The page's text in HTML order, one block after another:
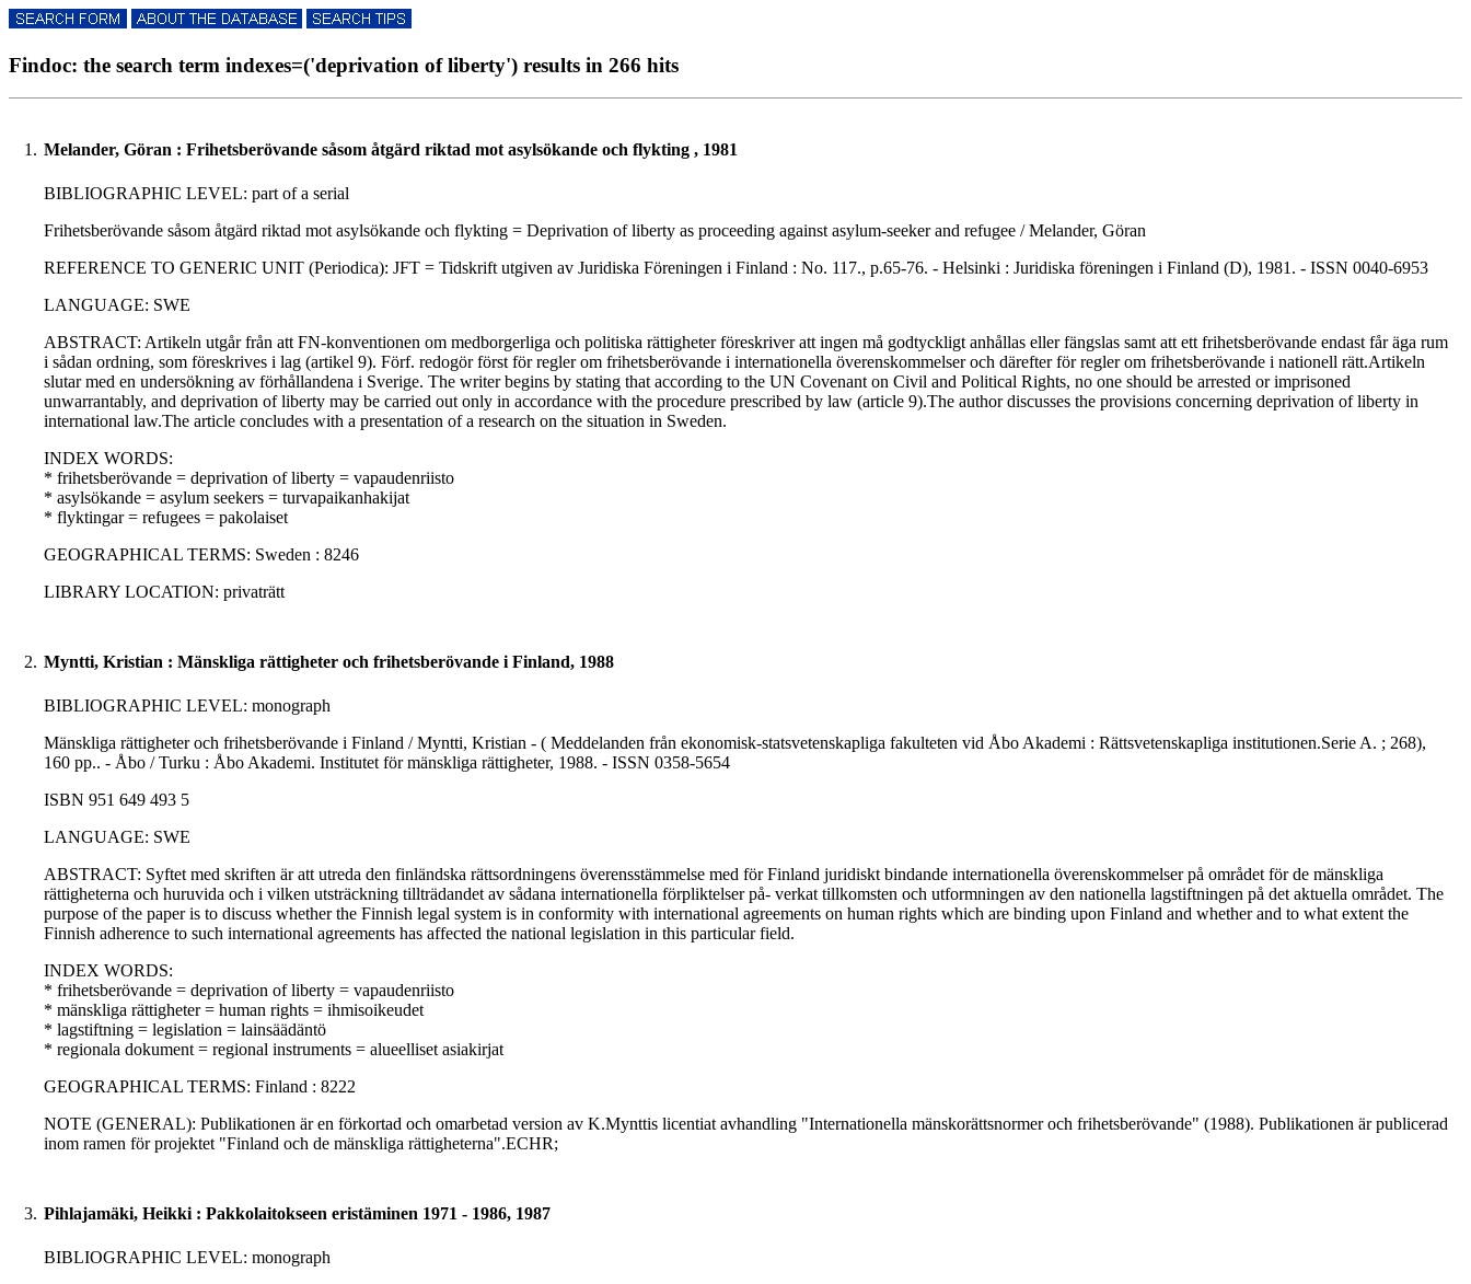
Findoc: the search term indexes=('deprivation of liberty') results in 266 hits
1. Melander, Göran : Frihetsberövande såsom åtgärd riktad mot asylsökande och flykting , 1981
BIBLIOGRAPHIC LEVEL: part of a serial
Frihetsberövande såsom åtgärd riktad mot asylsökande och flykting = Deprivation of liberty as proceeding against asylum-seeker and refugee / Melander, Göran
REFERENCE TO GENERIC UNIT (Periodica): JFT = Tidskrift utgiven av Juridiska Föreningen i Finland : No. 117., p.65-76. - Helsinki : Juridiska föreningen i Finland (D), 1981. - ISSN 0040-6953
LANGUAGE: SWE
ABSTRACT: Artikeln utgår från att FN-konventionen om medborgerliga och politiska rättigheter föreskriver att ingen må godtyckligt anhållas eller fängslas samt att ett frihetsberövande endast får äga rum
i sådan ordning, som föreskrives i lag (artikel 9). Förf. redogör först för regler om frihetsberövande i internationella överenskommelser och därefter för regler om frihetsberövande i nationell rätt.Artikeln
slutar med en undersökning av förhållandena i Sverige. The writer begins by stating that according to the UN Covenant on Civil and Political Rights, no one should be arrested or imprisoned
unwarrantably, and deprivation of liberty may be carried out only in accordance with the procedure prescribed by law (article 9).The author discusses the provisions concerning deprivation of liberty in
international law.The article concludes with a presentation of a research on the situation in Sweden.
INDEX WORDS:
* frihetsberövande = deprivation of liberty = vapaudenriisto
* asylsökande = asylum seekers = turvapaikanhakijat
* flyktingar = refugees = pakolaiset
GEOGRAPHICAL TERMS: Sweden : 8246
LIBRARY LOCATION: privaträtt
2. Myntti, Kristian : Mänskliga rättigheter och frihetsberövande i Finland, 1988
BIBLIOGRAPHIC LEVEL: monograph
Mänskliga rättigheter och frihetsberövande i Finland / Myntti, Kristian - ( Meddelanden från ekonomisk-statsvetenskapliga fakulteten vid Åbo Akademi : Rättsvetenskapliga institutionen.Serie A. ; 268),
160 pp.. - Åbo / Turku : Åbo Akademi. Institutet för mänskliga rättigheter, 1988. - ISSN 0358-5654
ISBN 951 649 493 5
LANGUAGE: SWE
ABSTRACT: Syftet med skriften är att utreda den finländska rättsordningens överensstämmelse med för Finland juridiskt bindande internationella överenskommelser på området för de mänskliga
rättigheterna och huruvida och i vilken utsträckning tillträdandet av sådana internationella förpliktelser på- verkat tillkomsten och utformningen av den nationella lagstiftningen på det aktuella området. The
purpose of the paper is to discuss whether the Finnish legal system is in conformity with international agreements on human rights which are binding upon Finland and whether and to what extent the
Finnish adherence to such international agreements has affected the national legislation in this particular field.
INDEX WORDS:
* frihetsberövande = deprivation of liberty = vapaudenriisto
* mänskliga rättigheter = human rights = ihmisoikeudet
* lagstiftning = legislation = lainsäädäntö
* regionala dokument = regional instruments = alueelliset asiakirjat
GEOGRAPHICAL TERMS: Finland : 8222
NOTE (GENERAL): Publikationen är en förkortad och omarbetad version av K.Mynttis licentiat avhandling "Internationella mänskorättsnormer och frihetsberövande" (1988). Publikationen är publicerad
inom ramen för projektet "Finland och de mänskliga rättigheterna".ECHR;
3. Pihlajamäki, Heikki : Pakkolaitokseen eristäminen 1971 - 1986, 1987
BIBLIOGRAPHIC LEVEL: monograph